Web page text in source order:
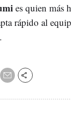
es quien más
rápido al